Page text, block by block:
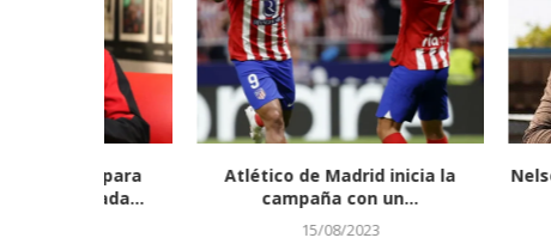
Atlético de Madrid inicia la
campaña con un...
Nelson Cruz